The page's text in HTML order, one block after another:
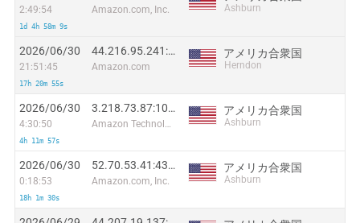
2:49:54
1d 4h 58m 9s
Amazon.com, Inc. Ashburn
2026/06/30
21:51:45
17h 20m 55s
44.216.95.241:58879
Amazon.com
アメリカ合衆国
Herndon
2026/06/30
4:30:50
4h 11m 57s
3.218.73.87:10086
Amazon Technologies Inc.
アメリカ合衆国
Ashburn
2026/06/30
0:18:53
18h 1m 30s
52.70.53.41:4338
Amazon.com, Inc.
アメリカ合衆国
Ashburn